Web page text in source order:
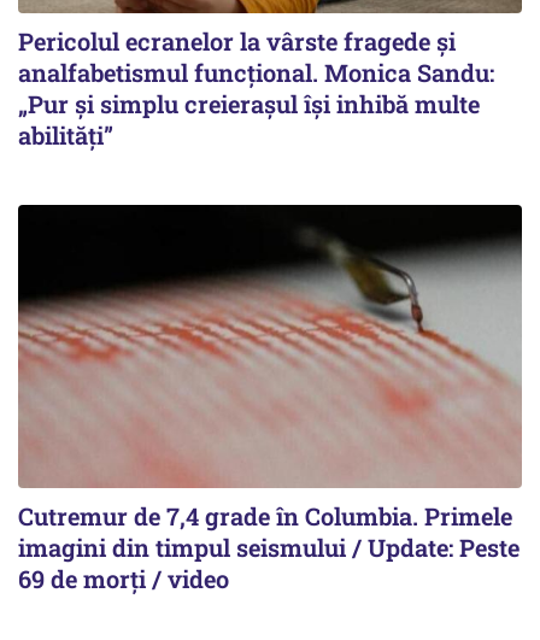
Pericolul ecranelor la vârste fragede și
analfabetismul funcțional. Monica Sandu:
„Pur și simplu creierașul își inhibă multe
abilități”
Cutremur de 7,4 grade în Columbia. Primele
imagini din timpul seismului / Update: Peste
69 de morți / video